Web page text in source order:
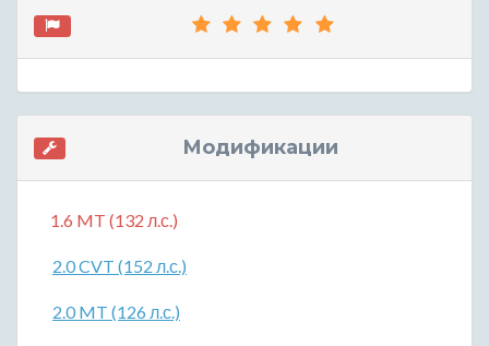
Модификации
1.6 MT (132 л.с.)
2.0 CVT (152 л.с.)
2.0 MT (126 л.с.)